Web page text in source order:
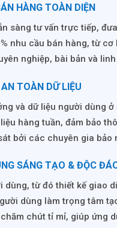
HÀNG TOÀN DIỆN
sàng tư vấn trực tiếp,
nhu cầu bán hàng, từ cơ
nghiệp, bài bản và
TOÀN DỮ LIỆU
và dữ liệu người dùng
hàng tuần, đảm bảo
bởi các chuyên gia bảo
SÁNG TẠO & ĐỘC
dùng, từ đó thiết kế giao
dùng làm trọng tâm
chút tỉ mỉ, giúp ứng